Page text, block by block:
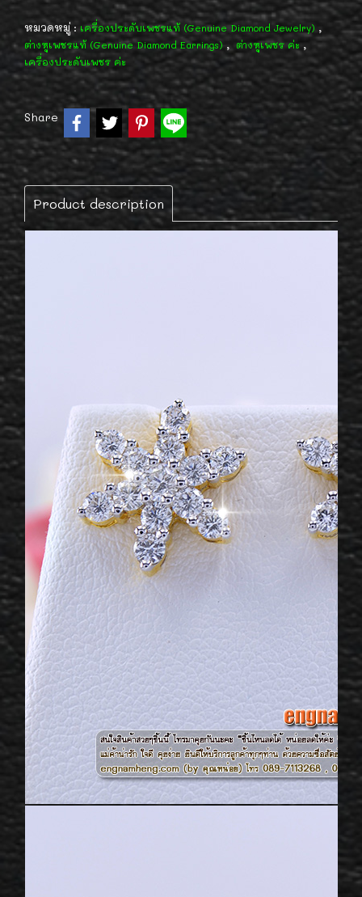
หมวดหมู่ : เครื่องประดับเพชรแท้ (Genuine Diamond Jewelry) ,
ต่างหูเพชรแท้ (Genuine Diamond Earrings) , ต่างหูเพชร ค่ะ,
เครื่องประดับเพชร ค่ะ
Share
Product description